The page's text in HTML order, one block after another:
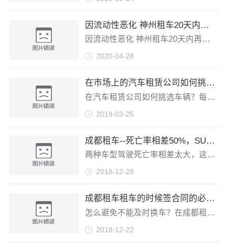
因流动性恶化 神州租车20天内再遭信用评级下调
因流动性恶化 神州租车20天内再遭信用评级下调4月27日，成都租车蓉之风从标普全球评级得知神州租车的长期主体信用评级及其优先无抵押美元债券的
2020-04-28
在市场上的汽车租赁公司如何挑选车辆
在汽车租赁公司如何挑选车辆？每一种车都有自己独特的用途，想要在商务车租赁公司找到一辆适合自己当下需求的车辆，要先了解当下需要车辆出租
2019-03-25
成都租车--死亡率相差50%，SUV和轿车究竟谁更安全？
两种车型驾驶死亡率相差太大，这个并不能代表SUV车型跟轿车车型究竟谁可安全，因为汽车死亡率发生是根据个人驾驶技术以及汽车安全配置有很大原因
2018-12-28
成都租车租车的时候签合同的必要性
怎么避免不能及时换车？在成都租大客车可以说是一个非常普遍的现象了，而且对于在成都租车的这个行业来说，在现代社会当中已经是发展的非常好了。虽
2018-12-22